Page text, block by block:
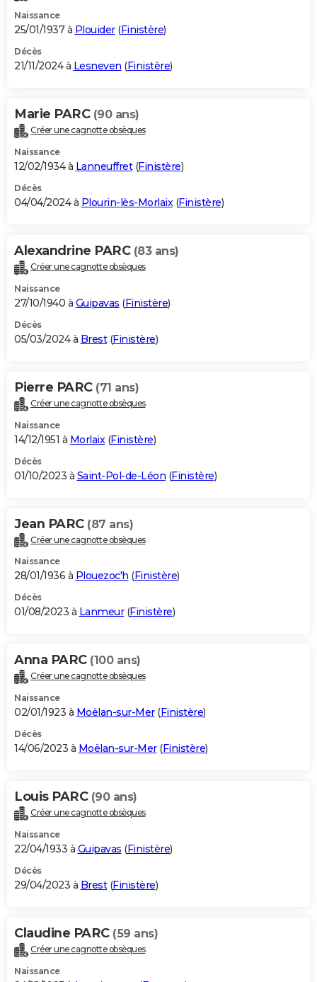
Naissance
25/01/1937 à Plouider(Finistère)
Décès
21/11/2024 à Lesneven (Finistère)
Marie PARC (90 ans)
Créer une cagnotte obsèques
Naissance
12/02/1934 à Lanneuffret(Finistère)
Décès
04/04/2024 à Plourin-lès-Morlaix(Finistère)
Alexandrine PARC (83 ans)
Créer une cagnotte obsèques
Naissance
27/10/1940 à Guipavas (Finistère)
Décès
05/03/2024 à Brest(Finistère)
Pierre PARC (71 ans)
Créer une cagnotte obsèques
Naissance
14/12/1951 à Morlaix (Finistère)
Décès
01/10/2023 à Saint-Pol-de-Léon (Finistère)
Jean PARC (87 ans)
Créer une cagnotte obsèques
Naissance
28/01/1936 à Plouezoc'h (Finistère)
Décès
01/08/2023 à Lanmeur(Finistère)
Anna PARC (100 ans)
Créer une cagnotte obsèques
Naissance
02/01/1923 à Moëlan-sur-Mer(Finistère)
Décès
14/06/2023 à Moëlan-sur-Mer(Finistère)
Louis PARC (90 ans)
Créer une cagnotte obsèques
Naissance
22/04/1933 à Guipavas (Finistère)
Décès
29/04/2023 à Brest(Finistère)
Claudine PARC (59 ans)
Créer une cagnotte obsèques
Naissance